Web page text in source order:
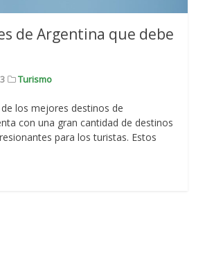
de Argentina que debe
Turismo
los mejores destinos de
con una gran cantidad de destinos
para los turistas. Estos